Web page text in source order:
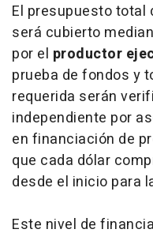
El presupuesto total
será cubierto
por el productor
prueba de fondos y
requerida serán
independiente por
en financiación de
que cada dólar
desde el inicio para
Este nivel de